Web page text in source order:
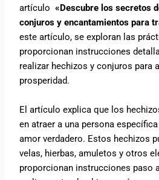
artículo «Descubre los secretos
conjuros y encantamientos para
este artículo, se exploran las
proporcionan instrucciones
realizar hechizos y conjuros para
prosperidad.
El artículo explica que los
en atraer a una persona
amor verdadero. Estos hechizos
velas, hierbas, amuletos y otros
proporcionan instrucciones paso